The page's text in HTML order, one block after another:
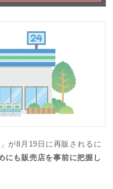
が8月19日に再販されるに
にも販売店を事前に把握し